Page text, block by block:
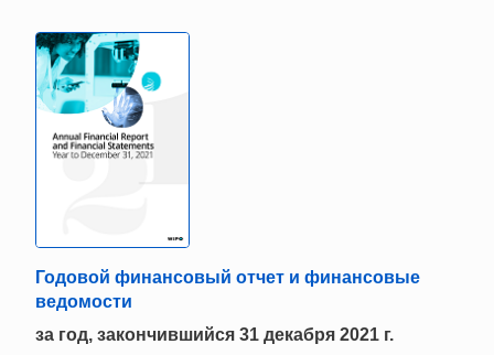
Годовой финансовый отчет и финансовые
ведомости
за год, закончившийся 31 декабря 2021 г.